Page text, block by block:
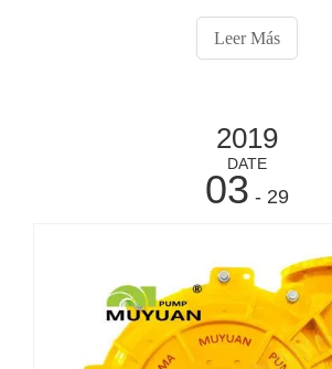
materiales de construcción mineros,
eléctricos, químicos y de papel. Esta
Leer Más
2019
DATE
03 - 29